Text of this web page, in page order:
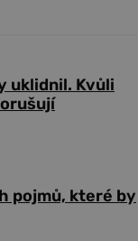
uklidnil. Kvůli
pojmů, které by